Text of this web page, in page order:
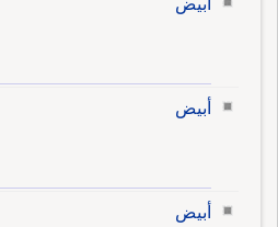
أبيض
أبيض
أبيض